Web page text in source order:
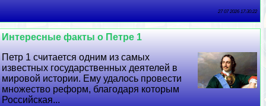
27 07 2026 17:30:22
Интересные факты о Петре 1
Петр 1 считается одним из самых
известных государственных деятелей в
мировой истории. Ему удалось провести
множество реформ, благодаря которым
Российская...